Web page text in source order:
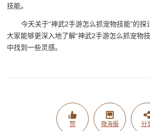
技能。
今天关于“神武2手游怎么抓宠物技能”的探
大家能够更深入地了解“神武2手游怎么抓宠物
中找到一些灵感。
赞 微海报 分